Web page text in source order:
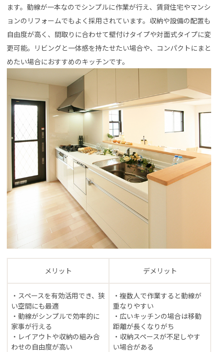
ます。動線が一本なのでシンプルに作業が行え、賃貸住宅やマンシ
ョンのリフォームでもよく採用されています。収納や設備の配置も
自由度が高く、間取りに合わせて壁付けタイプや対面式タイプに変
更可能。リビングと一体感を持たせたい場合や、コンパクトにまと
めたい場合におすすめのキッチンです。
メリット デメリット
・スペースを有効活用でき、狭
い空間にも最適
・動線がシンプルで効率的に
家事が行える
・レイアウトや収納の組み合
わせの自由度が高い
・複数人で作業すると動線が
重なりやすい
・広いキッチンの場合は移動
距離が長くなりがち
・収納スペースが不足しやす
い場合がある